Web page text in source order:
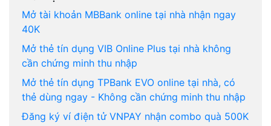
Mở tài khoản MBBank online tại nhà nhận ngay
40K
Mở thẻ tín dụng VIB Online Plus tại nhà không
cần chứng minh thu nhập
Mở thẻ tín dụng TPBank EVO online tại nhà, có
thẻ dùng ngay - Không cần chứng minh thu nhập
Đăng ký ví điện tử VNPAY nhận combo quà 500K